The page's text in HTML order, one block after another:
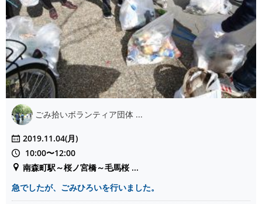
ごみ拾いボランティア団体 ...
2019.11.04(月)
10:00〜12:00
南森町駅～桜ノ宮橋～毛馬桜 ...
急でしたが、ごみひろいを行いました。